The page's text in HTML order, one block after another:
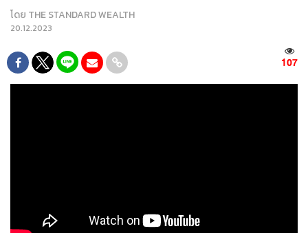
โดย THE STANDARD WEALTH
20.12.2023
107